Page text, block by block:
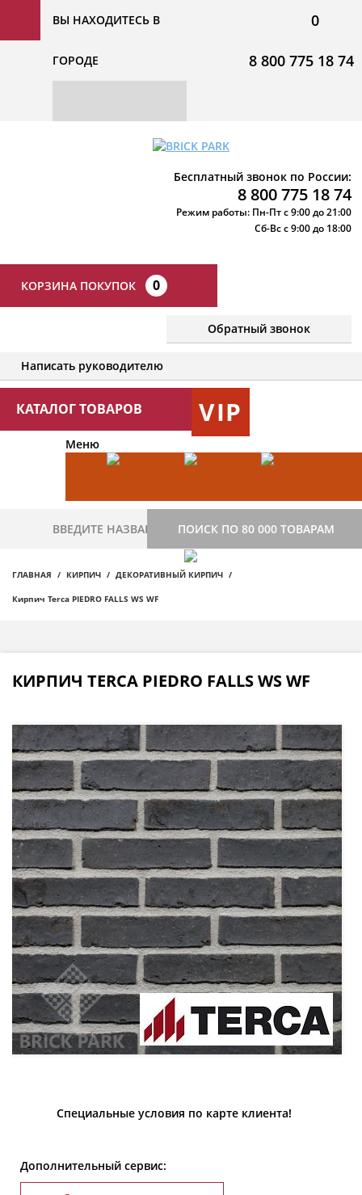
ВЫ НАХОДИТЕСЬ В
ГОРОДЕ
0
8 800 775 18 74
Бесплатный звонок по России:
8 800 775 18 74
Режим работы: Пн-Пт с 9:00 до 21:00
Сб-Вс с 9:00 до 18:00
КОРЗИНА ПОКУПОК 0
Обратный звонок
Написать руководителю
КАТАЛОГ ТОВАРОВ VIP
Меню
ПОИСК ПО 80 000 ТОВАРАМ
ГЛАВНАЯ КИРПИЧ ДЕКОРАТИВНЫЙ КИРПИЧ
Кирпич Terca PIEDRO FALLS WS WF
КИРПИЧ TERCA PIEDRO FALLS WS WF
Специальные условия по карте клиента!
Дополнительный сервис: